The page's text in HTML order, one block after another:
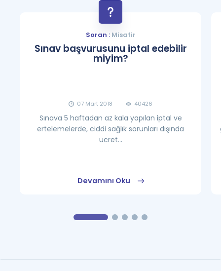
Soran :Misafir
Sınav başvurusunu iptal edebilir
miyim?
07 Mart 2018 40426
Sınava 5 haftadan az kala yapılan iptal ve
ertelemelerde, ciddi sağlık sorunları dışında
ücret...
Devamını Oku